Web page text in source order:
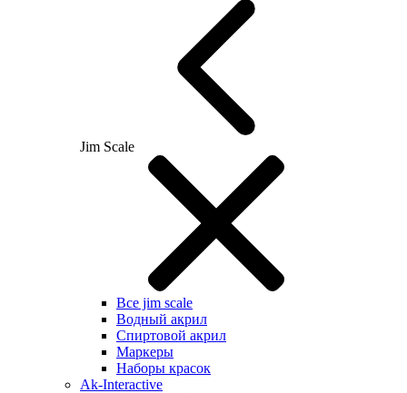
Jim Scale
Все jim scale
Водный акрил
Спиртовой акрил
Маркеры
Наборы красок
Ak-Interactive